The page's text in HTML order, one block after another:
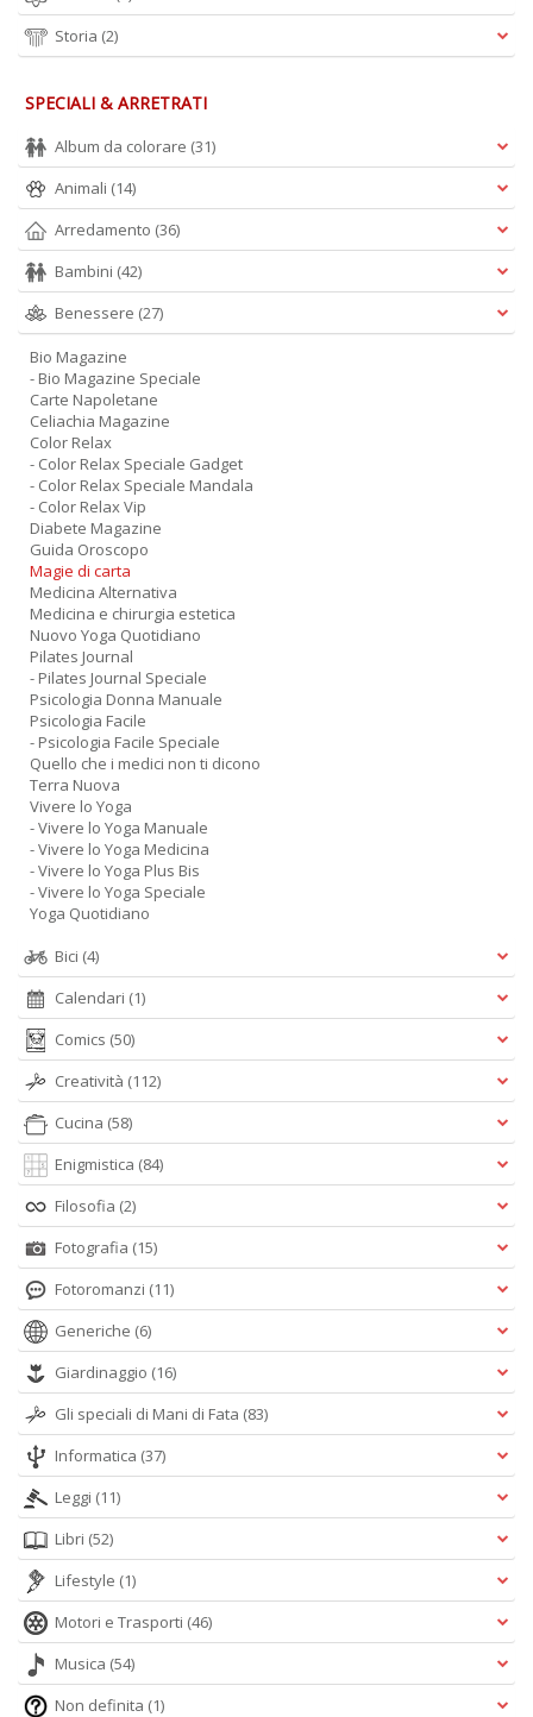
Storia (2)
SPECIALI & ARRETRATI
Album da colorare (31)
Animali (14)
Arredamento (36)
Bambini (42)
Benessere (27)
Bio Magazine
- Bio Magazine Speciale
Carte Napoletane
Celiachia Magazine
Color Relax
- Color Relax Speciale Gadget
- Color Relax Speciale Mandala
- Color Relax Vip
Diabete Magazine
Guida Oroscopo
Magie di carta
Medicina Alternativa
Medicina e chirurgia estetica
Nuovo Yoga Quotidiano
Pilates Journal
- Pilates Journal Speciale
Psicologia Donna Manuale
Psicologia Facile
- Psicologia Facile Speciale
Quello che i medici non ti dicono
Terra Nuova
Vivere lo Yoga
- Vivere lo Yoga Manuale
- Vivere lo Yoga Medicina
- Vivere lo Yoga Plus Bis
- Vivere lo Yoga Speciale
Yoga Quotidiano
Bici (4)
Calendari (1)
Comics (50)
Creatività (112)
Cucina (58)
Enigmistica (84)
Filosofia (2)
Fotografia (15)
Fotoromanzi (11)
Generiche (6)
Giardinaggio (16)
Gli speciali di Mani di Fata (83)
Informatica (37)
Leggi (11)
Libri (52)
Lifestyle (1)
Motori e Trasporti (46)
Musica (54)
Non definita (1)